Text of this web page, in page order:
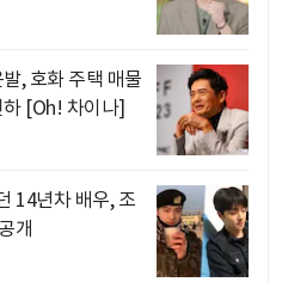
, 호화 주택 매물
하 [Oh! 차이나]
14년차 배우, 조
개